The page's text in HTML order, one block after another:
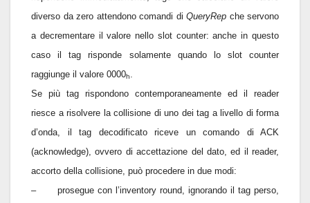
diverso da zero attendono comandi di QueryRep che servono
a decrementare il valore nello slot counter: anche in questo
caso il tag risponde solamente quando lo slot counter
raggiunge il valore 0000h
Se più tag rispondono contemporaneamente ed il reader
riesce a risolvere la collisione di uno dei tag a livello di forma
d’onda, il tag decodificato riceve un comando di ACK
(acknowledge), ovvero di accettazione del dato, ed il reader,
accorto della collisione, può procedere in due modi:
–
prosegue con l’inventory round, ignorando il tag perso,